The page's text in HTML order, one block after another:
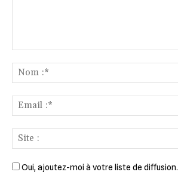
Oui, ajoutez-moi à votre liste de diffusion.